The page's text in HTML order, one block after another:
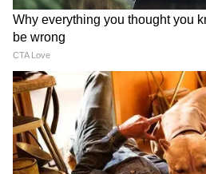
Image Credit : Getty
मनी प्लांट
मनी प्लांट काफी आसानी से लग